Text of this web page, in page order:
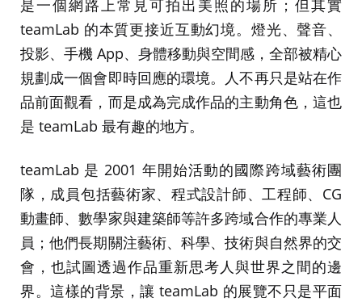
是一個網路上常見可拍出美照的場所；但其實
teamLab 的本質更接近互動幻境。燈光、聲音、
投影、手機 App、身體移動與空間感，全部被精心
規劃成一個會即時回應的環境。人不再只是站在作
品前面觀看，而是成為完成作品的主動角色，這也
是 teamLab 最有趣的地方。
teamLab 是 2001 年開始活動的國際跨域藝術團
隊，成員包括藝術家、程式設計師、工程師、CG
動畫師、數學家與建築師等許多跨域合作的專業人
員；他們長期關注藝術、科學、技術與自然界的交
會，也試圖透過作品重新思考人與世界之間的邊
界。這樣的背景，讓 teamLab 的展覽不只是平面